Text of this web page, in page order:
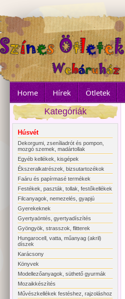
Home Hírek Ötletek
Kategóriák
Húsvét
Dekorgumi, zseníliadrót és pompon,
mozgó szemek, madártollak
Egyéb kellékek, kisgépek
Ékszeralkatrészek, bizsutartozékok
Faáru és papírmasé termékek
Festékek, paszták, tollak, festőkellékek
Filcanyagok, nemezelés, gyapjú
Gyerekeknek
Gyertyaöntés, gyertyadíszítés
Gyöngyök, strasszok, flitterek
Hungarocell, vatta, műanyag (akril)
díszek
Karácsony
Könyvek
Modellezőanyagok, süthető gyurmák
Mozaikkészítés
Művészkellékek festéshez, rajzoláshoz